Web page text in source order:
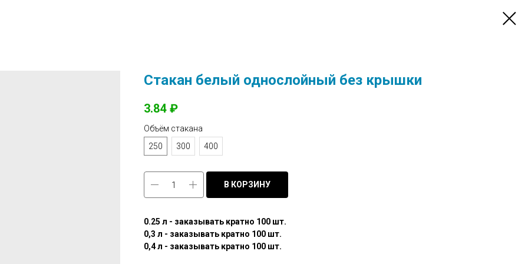
Стакан белый однослойный без крышки
3.84 ₽
Объём стакана
250
300 400
В КОРЗИНУ
0.25 л - заказывать кратно 100 шт.
0,3 л - заказывать кратно 100 шт.
0,4 л - заказывать кратно 100 шт.